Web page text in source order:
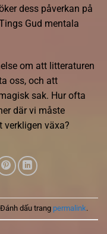
dess påverkan på
Gud mentala
om att litteraturen
oss, och att
sak. Hur ofta
där vi måste
verkligen växa?
dấu trang permalink.